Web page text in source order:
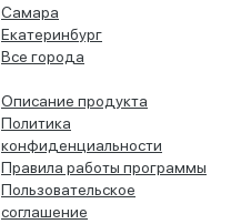
Самара
Екатеринбург
Все города
Описание продукта
Политика
конфиденциальности
Правила работы программы
Пользовательское
соглашение